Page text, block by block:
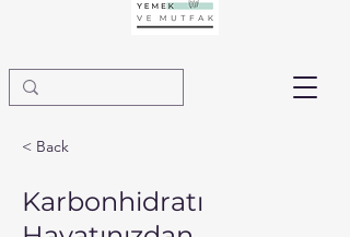
< Back
Karbonhidratı